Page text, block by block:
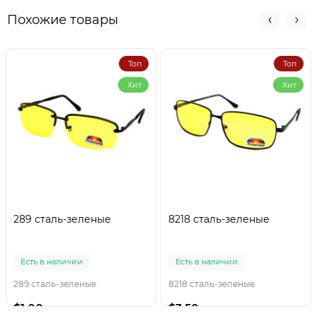
Похожие товары
Топ
Хит
289 сталь-зеленые
Есть в наличии
289 сталь-зеленые
$1.00
Топ
Хит
8218 сталь-зеленые
Есть в наличии
8218 сталь-зеленые
$3.50